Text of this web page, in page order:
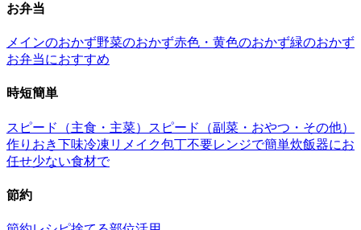
お弁当
メインのおかず野菜のおかず赤色・黄色のおかず緑のおかず
お弁当におすすめ
時短簡単
スピード（主食・主菜）
スピード（副菜・おやつ・その他）
作りおき下味冷凍 リメイク包丁不要レンジで簡単炊飯器にお
任せ少ない食材で
節約